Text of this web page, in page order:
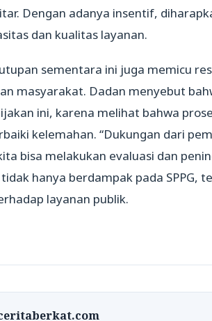
Dengan adanya insentif,
dan kualitas layanan.
sementara ini juga memicu
masyarakat. Dadan menyebut
ini, karena melihat bahwa
kelemahan. “Dukungan dari
bisa melakukan evaluasi dan
hanya berdampak pada SPPG,
layanan publik.